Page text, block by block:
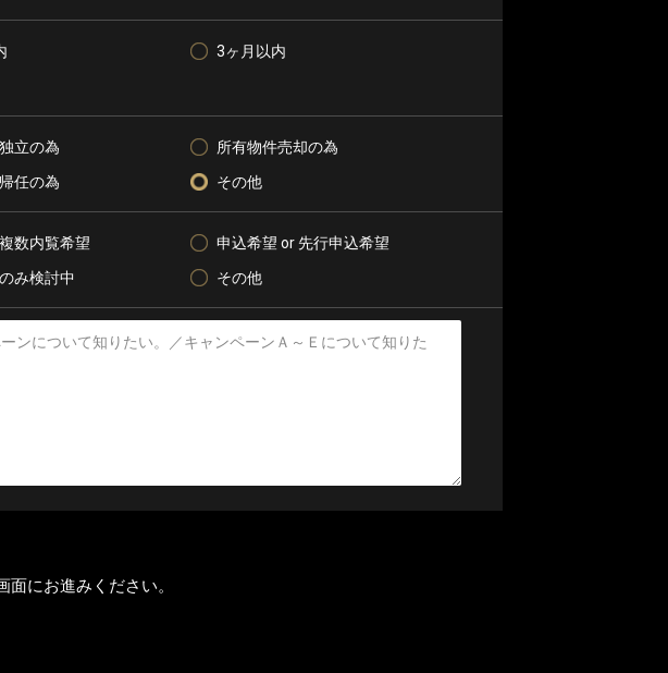
3ヶ月以内
立の為
所有物件売却の為
任の為 その他
数内覧希望
申込希望 or 先行申込希望
み検討中 その他
面にお進みください。